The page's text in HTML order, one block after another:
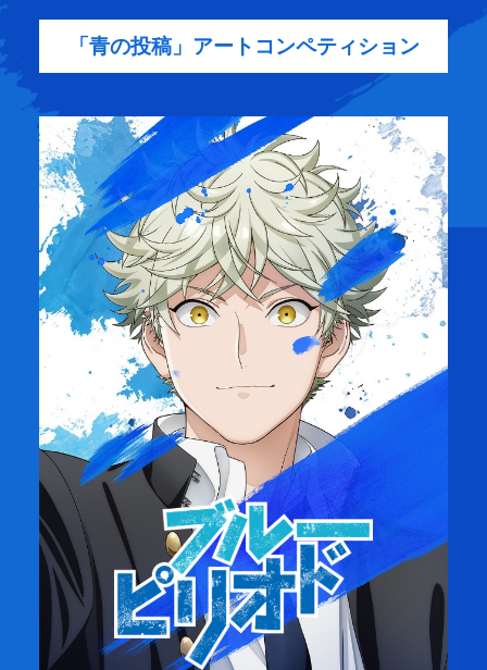
「青の投稿」アートコンペティション